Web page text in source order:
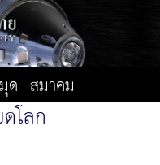
ด สมาคม
โลก